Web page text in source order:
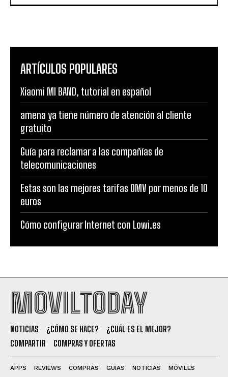
ARTÍCULOS POPULARES
Xiaomi MI BAND, tutorial en español
amena ya tiene número de atención al cliente
gratuito
Guía para reclamar a las compañías de
telecomunicaciones
Estas son las mejores tarifas OMV por menos de 10
euros
Cómo configurar Internet con Lowi.es
MOVILTODAY
NOTICIAS ¿CÓMO SE HACE?
¿CUÁL ES EL MEJOR?
COMPARTIR
COMPRAS Y OFERTAS
APPS REVIEWS COMPRAS GUIAS NOTICIAS MÓVILES